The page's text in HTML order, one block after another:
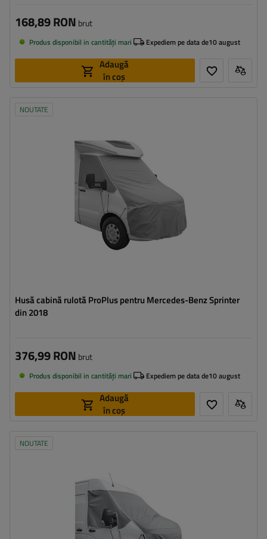
168,89 RON brut
Produs disponibil in cantități mari Expediem pe data de10 august
Adaugă
în coș
NOUTATE
Husă cabină rulotă ProPlus pentru Mercedes-Benz Sprinter
din 2018
376,99 RON brut
Produs disponibil in cantități mari Expediem pe data de10 august
Adaugă
în coș
NOUTATE